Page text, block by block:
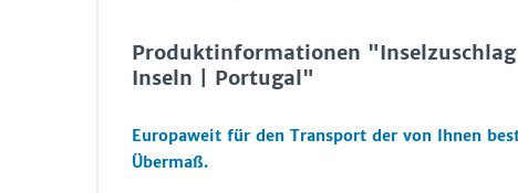
Produktinformationen
Inseln | Portugal"
Europaweit für den Transport der von Ihnen
Übermaß.